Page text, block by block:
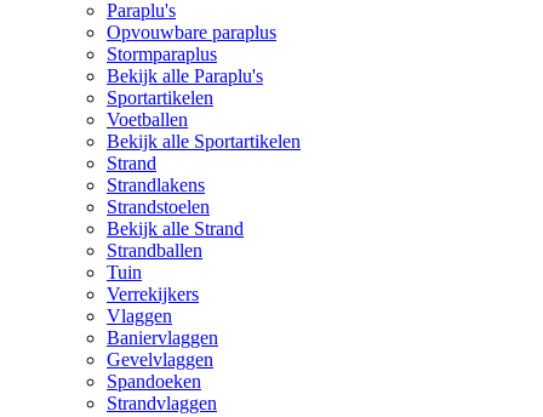
Paraplu's
Opvouwbare paraplus
Stormparaplus
Bekijk alle Paraplu's
Sportartikelen
Voetballen
Bekijk alle Sportartikelen
Strand
Strandlakens
Strandstoelen
Bekijk alle Strand
Strandballen
Tuin
Verrekijkers
Vlaggen
Baniervlaggen
Gevelvlaggen
Spandoeken
Strandvlaggen